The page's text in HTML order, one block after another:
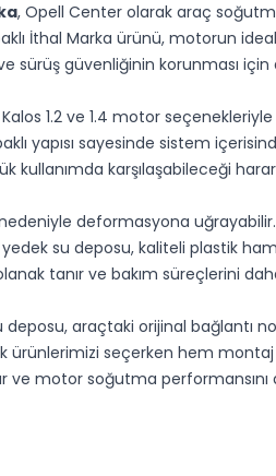
, Opell Center olarak araç
İthal Marka ürünü, motorun ideal
güvenliğinin korunması
1.2 ve 1.4 motor
yapısı sayesinde sistem
kullanımda karşılaşabileceği
deformasyona
su deposu, kaliteli plastik
tanır ve bakım süreçlerini
araçtaki orijinal bağlantı
seçerken hem montaj
ve motor soğutma performansını